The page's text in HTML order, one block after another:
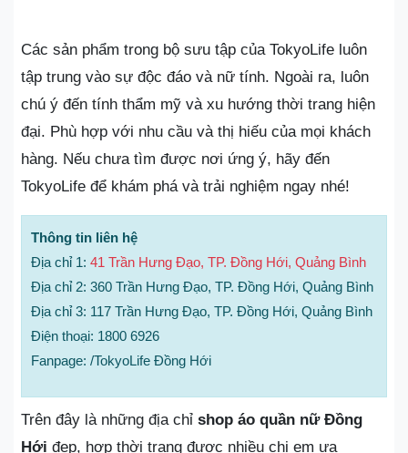
Các sản phẩm trong bộ sưu tập của TokyoLife luôn
tập trung vào sự độc đáo và nữ tính. Ngoài ra, luôn
chú ý đến tính thẩm mỹ và xu hướng thời trang hiện
đại. Phù hợp với nhu cầu và thị hiếu của mọi khách
hàng. Nếu chưa tìm được nơi ứng ý, hãy đến
TokyoLife để khám phá và trải nghiệm ngay nhé!
Thông tin liên hệ
Địa chỉ 1: 41 Trần Hưng Đạo, TP. Đồng Hới, Quảng Bình
Địa chỉ 2: 360 Trần Hưng Đạo, TP. Đồng Hới, Quảng Bình
Địa chỉ 3: 117 Trần Hưng Đạo, TP. Đồng Hới, Quảng Bình
Điện thoại: 1800 6926
Fanpage: /TokyoLife Đồng Hới
Trên đây là những địa chỉ shop áo quần nữ Đồng
Hới đẹp, hợp thời trang được nhiều chị em ưa